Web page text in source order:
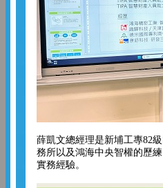
薛凱文總經理是新埔工專82
務所以及鴻海中央智權的歷
實務經驗。